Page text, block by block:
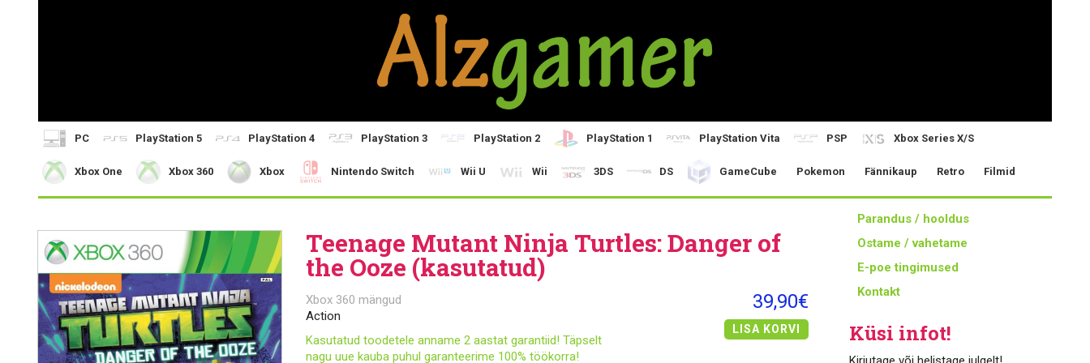
PC PlayStation 5 PlayStation 4 PlayStation 3 PlayStation 2 PlayStation 1 PlayStation Vita PSP Xbox Series X/S
Xbox One Xbox 360 Xbox Nintendo Switch Wii U Wii 3DS DS GameCube Pokemon Fännikaup Retro Filmid
Parandus / hooldus
Ostame / vahetame
E-poe tingimused
Kontakt
Küsi infot!
Teenage Mutant Ninja Turtles: Danger of
the Ooze (kasutatud)
Xbox 360 mängud
Action
Kasutatud toodetele anname 2 aastat garantiid! Täpselt
nagu uue kauba puhul garanteerime 100% töökorra!
39,90€
LISA KORVI